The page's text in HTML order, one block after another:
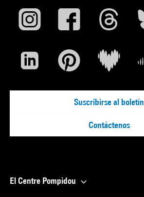
Suscribirse al boletín
Contáctenos
El Centre Pompidou